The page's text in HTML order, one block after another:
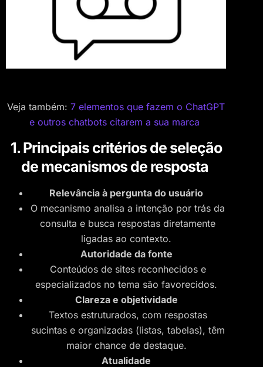
Veja também: 7 elementos que fazem o ChatGPT
e outros chatbots citarem a sua marca
1. Principais critérios de seleção
de mecanismos de resposta
Relevância à pergunta do usuário
O mecanismo analisa a intenção por trás da
consulta e busca respostas diretamente
ligadas ao contexto.
Autoridade da fonte
Conteúdos de sites reconhecidos e
especializados no tema são favorecidos.
Clareza e objetividade
Textos estruturados, com respostas
sucintas e organizadas (listas, tabelas), têm
maior chance de destaque.
Atualidade